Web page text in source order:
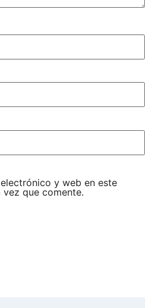
y web en este
que comente.